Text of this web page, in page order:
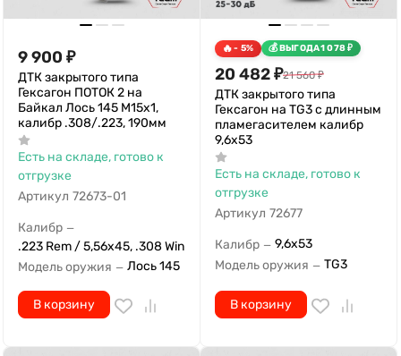
9 900 ₽
ДТК закрытого типа
Гексагон ПОТОК 2 на
Байкал Лось 145 М15х1,
калибр .308/.223, 190мм
Есть на складе, готово к
отгрузке
Артикул 72673-01
Калибр —
.223 Rem / 5,56x45, .308 Win
Модель оружия — Лось 145
В корзину
- 5% ВЫГОДА1 078 ₽
20 482₽21 560 ₽
ДТК закрытого типа
Гексагон на TG3 с длинным
пламегасителем калибр
9,6х53
Есть на складе, готово к
отгрузке
Артикул 72677
Калибр — 9,6х53
Модель оружия — TG3
В корзину